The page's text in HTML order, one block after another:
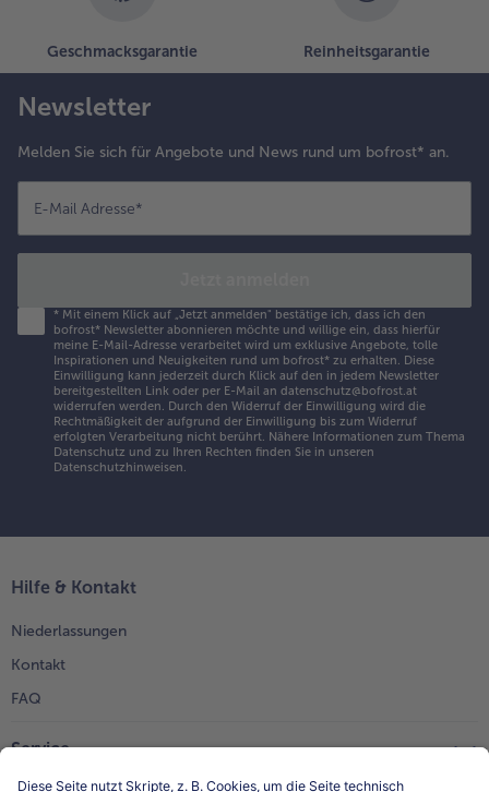
Geschmacksgarantie Reinheitsgarantie
Newsletter
Melden Sie sich für Angebote und News rund um bofrost* an.
E-Mail Adresse*
* Mit einem Klick auf „Jetzt anmelden" bestätige ich, dass ich den
bofrost* Newsletter abonnieren möchte und willige ein, dass hierfür
meine E-Mail-Adresse verarbeitet wird um exklusive Angebote, tolle
Inspirationen und Neuigkeiten rund um bofrost* zu erhalten. Diese
Einwilligung kann jederzeit durch Klick auf den in jedem Newsletter
bereitgestellten Link oder per E-Mail an datenschutz@bofrost.at
widerrufen werden. Durch den Widerruf der Einwilligung wird die
Rechtmäßigkeit der aufgrund der Einwilligung bis zum Widerruf
erfolgten Verarbeitung nicht berührt. Nähere Informationen zum Thema
Datenschutz und zu Ihren Rechten finden Sie in unseren
Datenschutzhinweisen.
Hilfe & Kontakt
Niederlassungen
Kontakt
FAQ
Service